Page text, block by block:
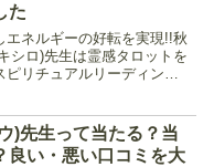
た
エネルギーの好転を実現!!秋
シロ)先生は霊感タロットを
ピリチュアルリーディング
き、心の中にあるわだかま
、よ...
)先生って当たる？当
良い・悪い口コミを大